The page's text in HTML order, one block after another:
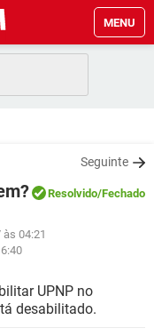
MENU
Seguinte
Resolvido/Fechado
04:21
UPNP no
desabilitado.